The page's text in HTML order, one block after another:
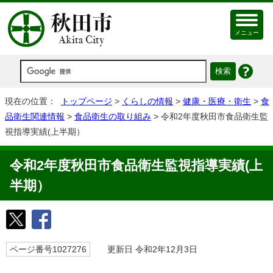
メニュー
現在の位置： トップページ > くらしの情報 > 健康・医療・衛生 > 食
品衛生関連情報 > 食品衛生の取り組み > 令和2年度秋田市食品衛生監
視指導実績(上半期）
令和2年度秋田市食品衛生監視指導実績(上
半期）
ページ番号1027276 更新日 令和2年12月3日